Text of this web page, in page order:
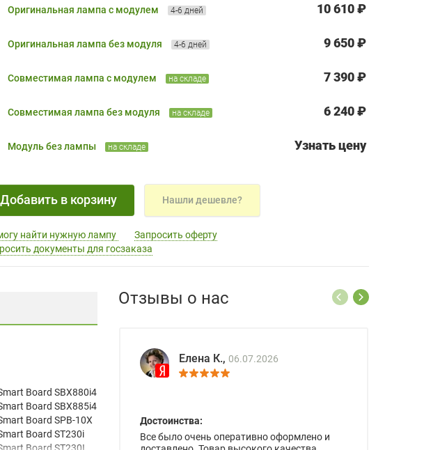
Оригинальная лампа с модулем 4-6 дней 10 610 ₽
Оригинальная лампа без модуля 4-6 дней 9 650 ₽
Совместимая лампа с модулем на складе 7 390 ₽
Совместимая лампа без модуля на складе 6 240 ₽
Модуль без лампы на складе Узнать цену
Добавить в корзину Нашли дешевле?
найти нужную лампу
Запросить оферту
документы для госзаказа
Отзывы о нас
Елена К., 06.07.2026
Достоинства:
Все было очень оперативно оформлено и
Board SBX880i4
Board SBX885i4
Board SPB-10X
Board ST230i
Board ST230I